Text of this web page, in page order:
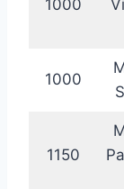
1000
1000
1150